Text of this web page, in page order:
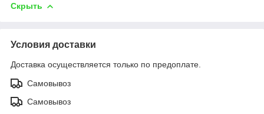
Скрыть
Условия доставки
Доставка осуществляется только по предоплате.
Самовывоз
Самовывоз